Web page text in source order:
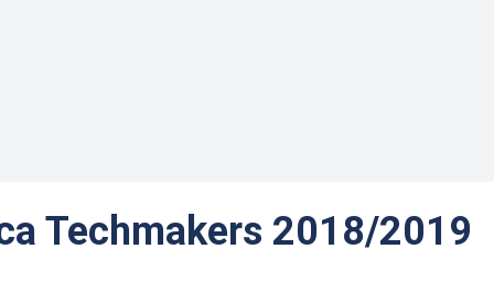
Techmakers 2018/2019